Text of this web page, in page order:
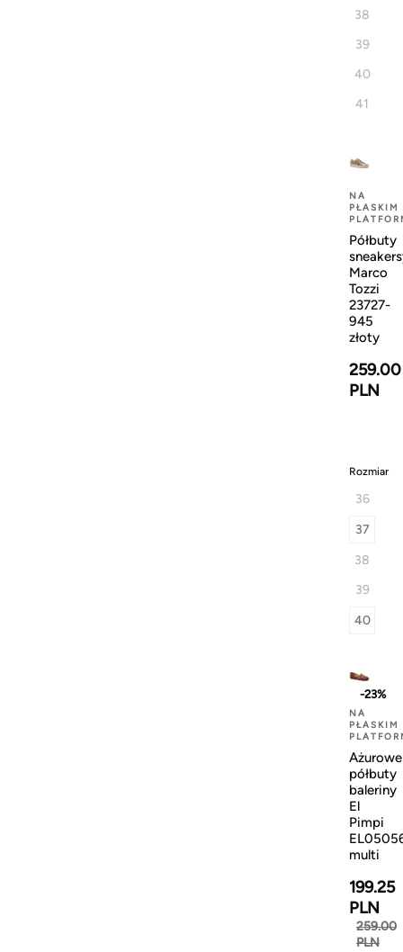
38
39
40
41
NA
PŁASKIM
Półbuty
Marco
Tozzi
23727-
945
złoty
259.00
PLN
Rozmiar
36
37
38
39
40
-23%
NA
PŁASKIM
Ażurowe
półbuty
baleriny
El
Pimpi
multi
199.25
PLN
259.00
PLN